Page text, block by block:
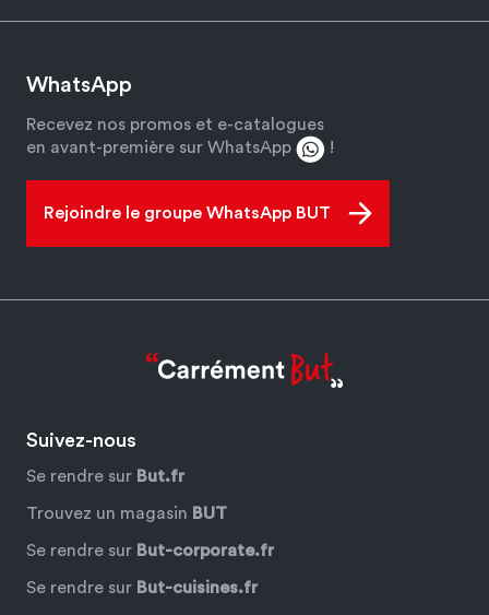
WhatsApp
Recevez nos promos et e-catalogues
en avant-première sur WhatsApp
!
Rejoindre le groupe WhatsApp BUT
Suivez-nous
Se rendre sur But.fr
Trouvez un magasin BUT
Se rendre sur But-corporate.fr
Se rendre sur But-cuisines.fr